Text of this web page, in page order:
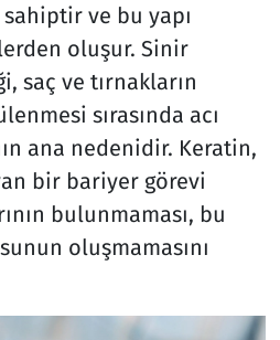
ve bu yapı
oluşur. Sinir
saç ve tırnakların
sırasında acı
ana nedenidir. Keratin,
bir bariyer görevi
bulunmaması, bu
oluşmamasını